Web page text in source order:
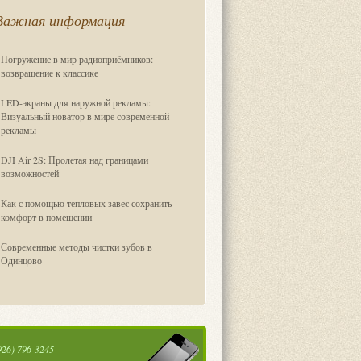
информация
Погружение в мир радиоприёмников:
возвращение к классике
LED-экраны для наружной рекламы:
Визуальный новатор в мире современной
рекламы
DJI Air 2S: Пролетая над границами
возможностей
Как с помощью тепловых завес сохранить
комфорт в помещении
Современные методы чистки зубов в
Одинцово
796-3245